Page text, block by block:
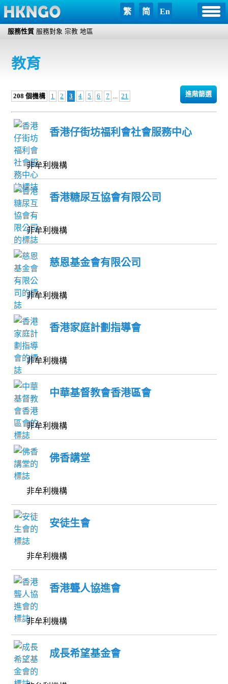
繁 简 En
服務性質 服務對象 宗教 地區
教育
進階篩選
208 個機構 1 2 3 4 5 6 7 ... 21
香港仔街坊福利會社會服務中心
非牟利機構
香港糖尿互協會有限公司
非牟利機構
慈恩基金會有限公司
非牟利機構
香港家庭計劃指導會
非牟利機構
中華基督教會香港區會
非牟利機構
佛香講堂
非牟利機構
安徒生會
非牟利機構
香港聾人協進會
非牟利機構
成長希望基金會